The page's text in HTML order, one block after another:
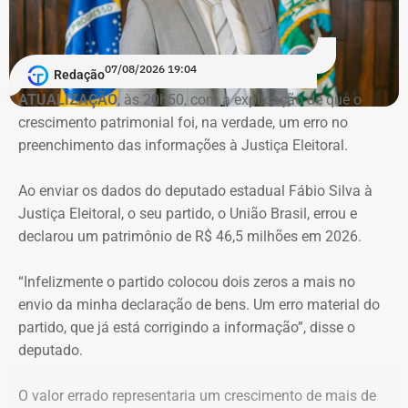
movimentações financeiras investigadas no caso.
Declaração de bens do deputado Rafael Nobre em 2022 — Foto:
Reprodução/Divulgacand
Imóvel de Eduardo Bolsonaro será leiloado por um valor 36% menor ao que
O apartamento que vai à leilão fica na Avenida Pasteu e
tem cerca de 101 metros quadrados. O imóvel se
Baía de Guanabara.
A Caixa Econômica tentou intimar pessoalmente o ex-
deputado federal. Mas como não conseguiu localizá-lo,
dias 5, 6 e 7 de novembro de 2025, concedendo o prazo
Redação07/08/2026 19:04
ATUALIZAÇÃO, às 20h50, com a explicação de que o
crescimento patrimonial foi, na verdade, um erro no
preenchimento das informações à Justiça Eleitoral.
Ao enviar os dados do deputado estadual Fábio Silva à
Justiça Eleitoral, o seu partido, o União Brasil, errou e
declarou um patrimônio de R$ 46,5 milhões em 2026.
“Infelizmente o partido colocou dois zeros a mais no
envio da minha declaração de bens. Um erro material do
partido, que já está corrigindo a informação”, disse o
deputado.
O valor errado representaria um crescimento de mais de